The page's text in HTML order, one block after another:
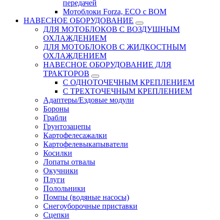
передачей
Мотоблоки Forza, ЕСО с ВОМ
НАВЕСНОЕ ОБОРУДОВАНИЕ
ДЛЯ МОТОБЛОКОВ С ВОЗДУШНЫМ
ОХЛАЖДЕНИЕМ
ДЛЯ МОТОБЛОКОВ С ЖИДКОСТНЫМ
ОХЛАЖДЕНИЕМ
НАВЕСНОЕ ОБОРУДОВАНИЕ ДЛЯ
ТРАКТОРОВ
С ОДНОТОЧЕЧНЫМ КРЕПЛЕНИЕМ
С ТРЕХТОЧЕЧНЫМ КРЕПЛЕНИЕМ
Адаптеры/Ездовые модули
Бороны
Грабли
Грунтозацепы
Картофелесажалки
Картофелевыкапыватели
Косилки
Лопаты отвалы
Окучники
Плуги
Полольники
Помпы (водяные насосы)
Снегоуборочные приставки
Сцепки